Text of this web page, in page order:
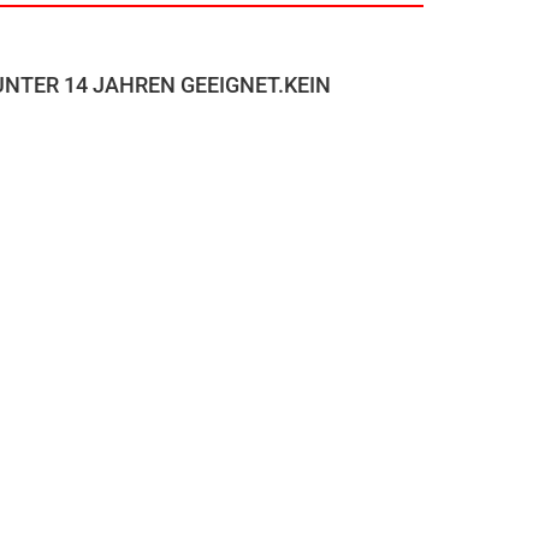
14 JAHREN GEEIGNET.KEIN